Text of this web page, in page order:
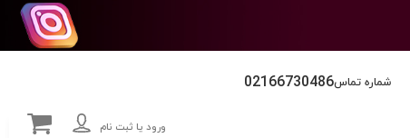
شماره تماس02166730486
ورود یا ثبت نام